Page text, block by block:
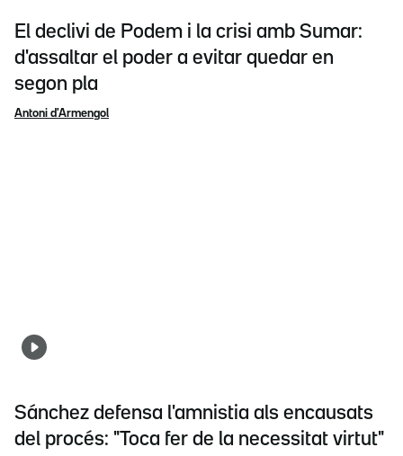
El declivi de Podem i la crisi amb Sumar:
d'assaltar el poder a evitar quedar en
segon pla
Antoni d'Armengol
Sánchez defensa l'amnistia als encausats
del procés: "Toca fer de la necessitat virtut"